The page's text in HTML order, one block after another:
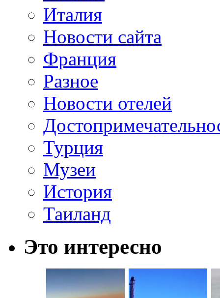
Италия
Новости сайта
Франция
Разное
Новости отелей
Турция
Музеи
История
Таиланд
Это интересно